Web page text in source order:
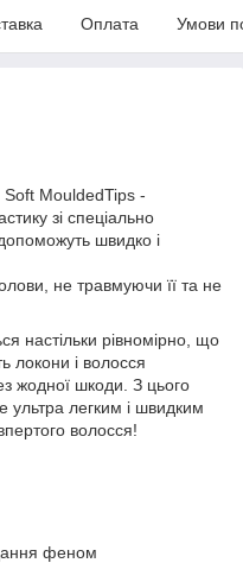
Оплата Умови
Soft MouldedTips -
зі спеціально
швидко і
не травмуючи її та не
настільки рівномірно, що
локони і волосся
жодної шкоди. З цього
ультра легким і швидким
волосся!
феном